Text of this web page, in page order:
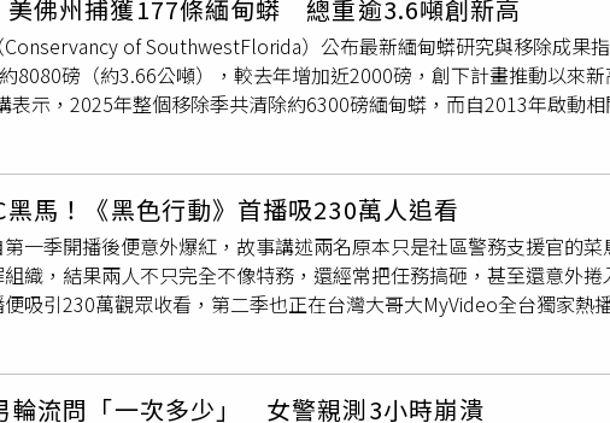
黑幫近年持續滲透建築工程相關產業，利用工地餐飲等民生需求壟斷市
續透過情報主導執法，嚴厲打擊依附建築工程發展的黑幫勢力，同
索取保護費，應立即報警，切勿私下付款，以免助長犯罪集團坐大。
看似荒誕的故事，其實部分靈感源自編劇尚克萊門茲的親身經歷。（圖
部令人捧腹大笑的小人物逆襲故事，卡司陣容還包含《半熟男女》
伊費曼（Chloe Fineman）、《週六夜現場》克里斯帕奈爾（Chris
Roddick）本色演出。由《鐵男躲避球》班史提勒攜手《人生切割術
帕里斯（Rob Paris）與《捍衛任務》麥克威瑟里爾（Mike Witherill）
生》（The Dink）將於 7 月 24 日在Apple TV全球上線。《輕拍先生
。（圖／Apple TV提供）
長滿密麻黑斑的特徵，每日接受長時間的特技化妝，演繹一位自小被宣
下偶像包袱精彩演出。《不得不好死》改編真實人物，這份不畏面
觀不謀而合。（圖／《不得不好死》劇組提供）日前電影開鏡，柳
提供了很多參考，讓他揣摩角色時更容易，壓力並不算太大。他感
人脈關係，請到很多位又靚又厲害的前輩一起演出。每一個的演技都
以圓夢與偶像陳奕迅的合作，「可以和Eason合作到非常開心，在音樂
先合作了，終於有第一次的機會。這次他演我在片中的爸爸。」《不得
生理念，與導演張蚊的價值觀不謀而合。先天患有脊椎側彎的張蚊，人
她從未消極頹廢，反而堅持追尋電影夢，曾六度獲得香港電影金像獎
殭屍》《翠絲》及《年少日記》等。張蚊分享為何選這個題材時表
早就會思考要如何正面面對死亡好呢？其實我有好多選擇。」許久
不好死》助陣。（圖／《不得不好死》劇組提供）《不得不好死》劇
與面部滿佈密麻黑斑，自小被宣告必會早逝。父母（陳奕迅、朱茵
共存，活成玩世不恭的中年頑童。威廉與死亡一同成長，行為看似輕
美佛州捕獲177條緬甸蟒 總重逾3.6噸創新高
of SouthwestFlorida）公布最新緬甸蟒研究與移除成果
8080磅（約3.66公噸），較去年增加近2000磅，創下計畫推動以來
表示，2025年整個移除季共清除約6300磅緬甸蟒，而自2013年啟動
平方英里範圍內累計移除超過20噸緬甸蟒，顯示長期族群控制已具
月至隔年4月繁殖季期間活動最為頻繁，生物學家會在此期間持續監測
別是對原生野生動物的威脅。今年成果大幅提升，關鍵在於導入無線電
蛇」（scout snakes）。研究團隊透過追蹤這些標記個體，鎖定與雌蛇
提高移除效率。計畫負責人、生物學家巴托塞克（Ian Bartoszek）表
助研究團隊深入地景中定位大型繁殖個體，成功在產卵前進行移除
蟒繁殖量，若持續施壓，未來整體數量有望逐步下降。根據統計，
153磅，體長約17英尺（約5.2公尺）。研究也發現，雌蛇平均可攜帶
顯示其對當地中大型哺乳類族群造成明顯壓力。此外，2026年季節團
。保育協會指出，自2013年起推動移除計畫以來，已累計清除1750條
黑馬！《黑色行動》首播吸230萬人追看
一季開播後便意外爆紅，故事講述兩名原本只是社區警務支援官的
組織，結果兩人不只完全不像特務，還經常把任務搞砸，甚至還意外
吸引230萬觀眾收看，第二季也正在台灣大哥大MyVideo全台獨家熱
續訂第三季，還傳出美國翻拍版正在談，成為近年BBC討論度最高
喜劇，但其實核心大膽探討英國警界種族歧視與制度問題。劇中兩
賣命
，一邊還得面對各種荒謬官僚文化。該劇也因此被《衛報》
輪流問「一次多少」 女警親測3小時崩潰